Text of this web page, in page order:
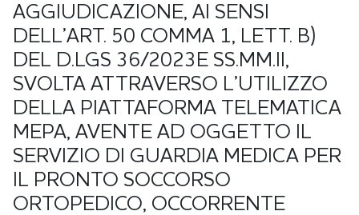
AGGIUDICAZIONE, AI SENSI
DELL’ART. 50 COMMA 1, LETT. B)
DEL D.LGS 36/2023E SS.MM.II,
SVOLTA ATTRAVERSO L’UTILIZZO
DELLA PIATTAFORMA TELEMATICA
MEPA, AVENTE AD OGGETTO IL
SERVIZIO DI GUARDIA MEDICA PER
IL PRONTO SOCCORSO
ORTOPEDICO, OCCORRENTE